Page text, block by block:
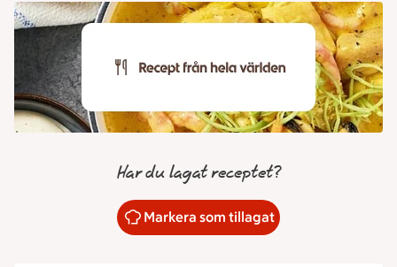
Har du lagat receptet?
Markera som tillagat